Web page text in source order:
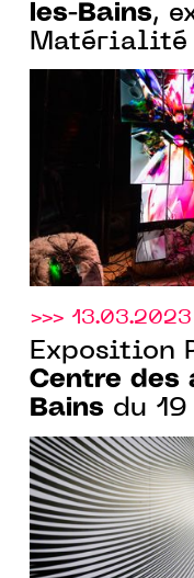
les-Bains,
Matérialité
Baron-
septembre
>>> 13.03.2023
Exposition
Centre des
Bains du
2023